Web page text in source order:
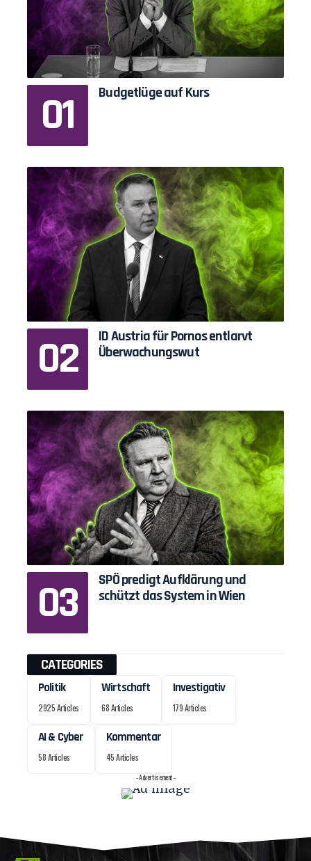
Budgetlüge auf Kurs
ID Austria für Pornos entlarvt
Überwachungswut
SPÖ predigt Aufklärung und
schützt das System in Wien
CATEGORIES
Politik
2925 Articles
Wirtschaft
68 Articles
Investigativ
179 Articles
AI & Cyber
58 Articles
Kommentar
45 Articles
- Advertisement -